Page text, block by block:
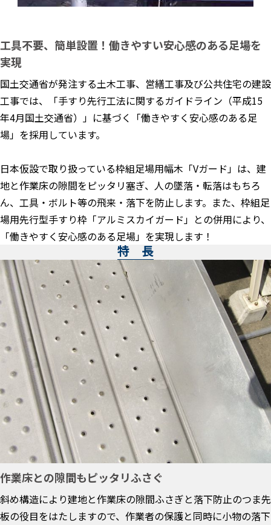
工具不要、簡単設置！働きやすい安心感のある足場を
実現
国土交通省が発注する土木工事、営繕工事及び公共住宅の建設
工事では、「手すり先行工法に関するガイドライン（平成15
年4月国土交通省）」に基づく「働きやすく安心感のある足
場」を採用しています。
日本仮設で取り扱っている枠組足場用幅木「Vガード」は、建
地と作業床の隙間をピッタリ塞ぎ、人の墜落・転落はもちろ
ん、工具・ボルト等の飛来・落下を防止します。また、枠組足
場用先行型手すり枠「アルミスカイガード」との併用により、
「働きやすく安心感のある足場」を実現します！
特 長
作業床との隙間もピッタリふさぐ
斜め構造により建地と作業床の隙間ふさぎと落下防止のつま先
板の役目をはたしますので、作業者の保護と同時に小物の落下